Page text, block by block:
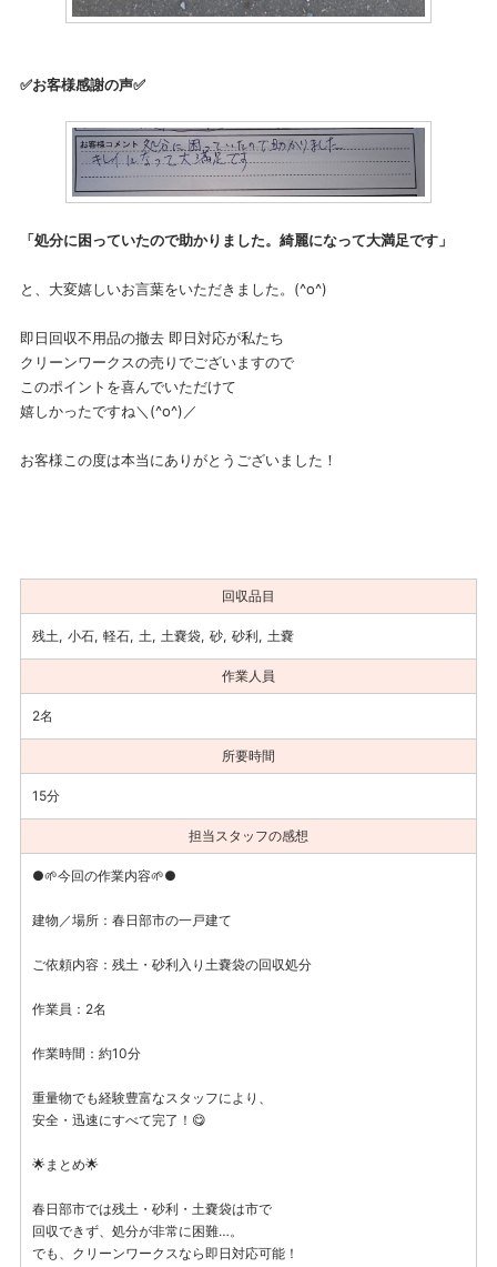
✅️お客様感謝の声✅️
「処分に困っていたので助かりました。綺麗になって大満足です」
と、大変嬉しいお言葉をいただきました。(^o^)
即日回収不用品の撤去 即日対応が私たち
クリーンワークスの売りでございますので
このポイントを喜んでいただけて
嬉しかったですね＼(^o^)／
お客様この度は本当にありがとうございました！
回収品目
残土 小石 軽石 土 土嚢袋 砂 砂利 土嚢
作業人員
2名
所要時間
15分
担当スタッフの感想
●🌱今回の作業内容🌱●
建物／場所：春日部市の一戸建て
ご依頼内容：残土・砂利入り土嚢袋の回収処分
作業員：2名
作業時間：約10分
重量物でも経験豊富なスタッフにより、
安全・迅速にすべて完了！😋
🌟まとめ🌟
春日部市では残土・砂利・土嚢袋は市で
回収できず、処分が非常に困難…。
でも、クリーンワークスなら即日対応可能！